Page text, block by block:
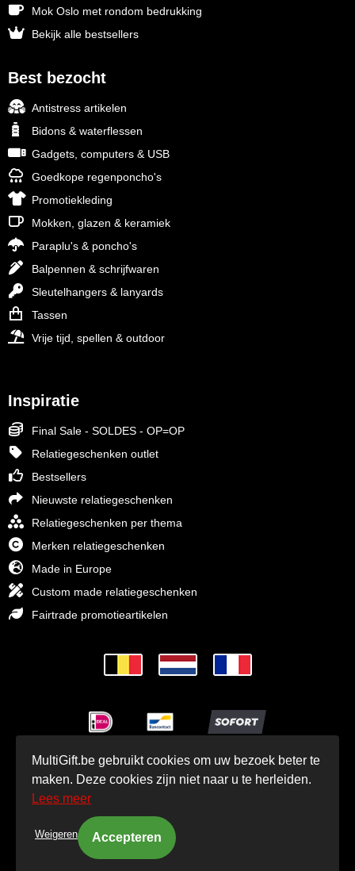
Mok Oslo met rondom bedrukking
Bekijk alle bestsellers
Best bezocht
Antistress artikelen
Bidons & waterflessen
Gadgets, computers & USB
Goedkope regenponcho's
Promotiekleding
Mokken, glazen & keramiek
Paraplu's & poncho's
Balpennen & schrijfwaren
Sleutelhangers & lanyards
Tassen
Vrije tijd, spellen & outdoor
Inspiratie
Final Sale - SOLDES - OP=OP
Relatiegeschenken outlet
Bestsellers
Nieuwste relatiegeschenken
Relatiegeschenken per thema
Merken relatiegeschenken
Made in Europe
Custom made relatiegeschenken
Fairtrade promotieartikelen
© MultiGift Relatiegeschenken 1993 - 2026
MultiGift.be gebruikt cookies om uw bezoek beter te
maken. Deze cookies zijn niet naar u te herleiden.
Lees meer
Weigeren